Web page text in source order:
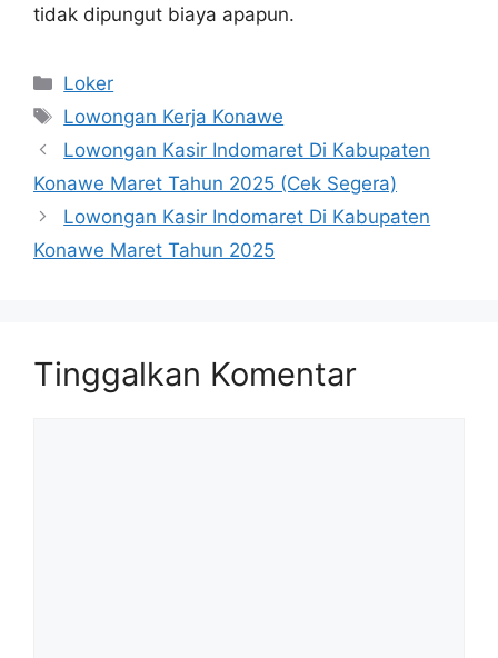
tidak dipungut biaya apapun.
Kategori
Loker
Tag
Lowongan Kerja Konawe
Lowongan Kasir Indomaret Di Kabupaten
Konawe Maret Tahun 2025 (Cek Segera)
Lowongan Kasir Indomaret Di Kabupaten
Konawe Maret Tahun 2025
Tinggalkan Komentar